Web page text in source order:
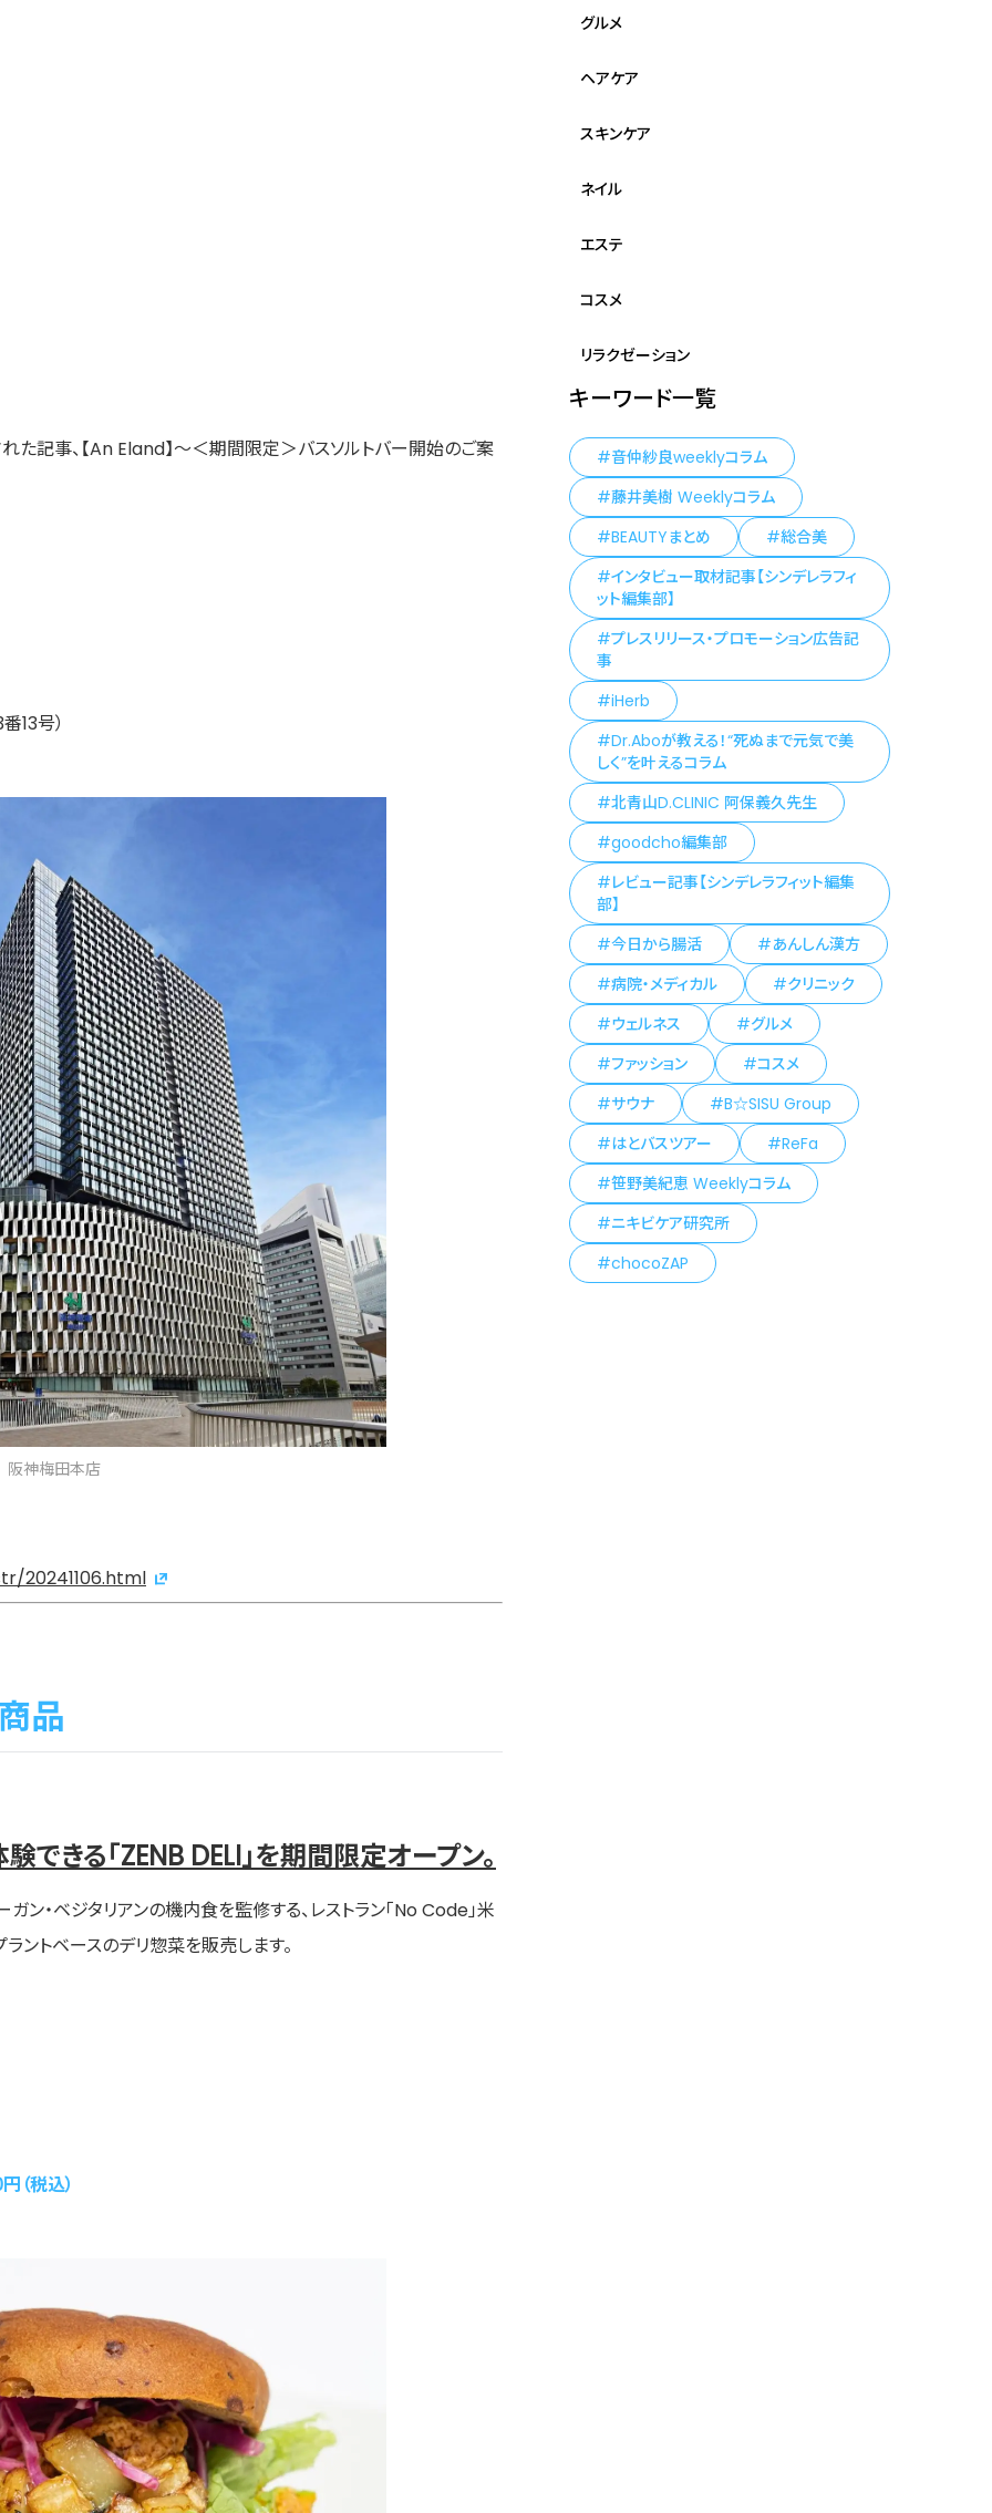
事、【An Eland】～＜期間限定＞バスソルトバー開始のご案
13号）
阪神梅田本店
20241106.html
品
きる「ZENB DELI」を期間限定オープン。
ン・ベジタリアンの機内食を監修する、レストラン「No Code」米
ントベースのデリ惣菜を販売します。
（税込）
グルメ
ヘアケア
スキンケア
ネイル
エステ
コスメ
リラクゼーション
キーワード一覧
音仲紗良weeklyコラム
藤井美樹 Weeklyコラム
BEAUTYまとめ
総合美
インタビュー取材記事【シンデレラフィ
ット編集部】
プレスリリース・プロモーション広告記
事
iHerb
Dr.Aboが教える！“死ぬまで元気で美
しく”を叶えるコラム
北青山D.CLINIC 阿保義久先生
goodcho編集部
レビュー記事【シンデレラフィット編集
部】
今日から腸活
あんしん漢方
病院・メディカル
クリニック
ウェルネス
グルメ
ファッション
コスメ
サウナ
B☆SISU Group
はとバスツアー
ReFa
笹野美紀恵 Weeklyコラム
ニキビケア研究所
chocoZAP